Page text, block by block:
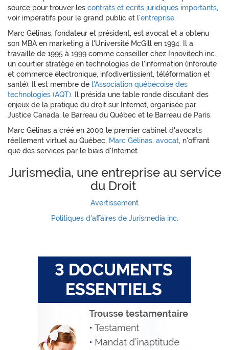
source pour trouver les contrats et écrits juridiques importants,
voir impératifs pour le grand public et l'entreprise.
Marc Gélinas, fondateur et président, est avocat et a obtenu
son MBA en marketing à l'Université McGill en 1994. Il a
travaillé de 1995 à 1999 comme conseiller chez Innovitech inc.,
un courtier stratège en technologies de l'information (inforoute
et commerce électronique, infodivertissient, téléformation et
santé). Il est membre de l'Association québécoise des
technologies (AQT). Il présida une table ronde discutant des
enjeux de la pratique du droit sur Internet, organisée par
Justice Canada, le Barreau du Québec et le Barreau de Paris.
Marc Gélinas a créé en 2000 le premier cabinet d'avocats
réellement virtuel au Québec, Marc Gélinas, avocat, n'offrant
que des services par le biais d'Internet.
Jurismedia, une entreprise au service
du Droit
Avertissement
Politiques d'affaires de Jurismedia inc.